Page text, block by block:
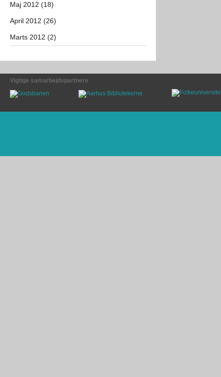
Maj 2012 (18)
April 2012 (26)
Marts 2012 (2)
Vigtige samarbejdspartnere